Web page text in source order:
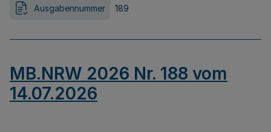
Ausgabennummer 189
MB.NRW 2026 Nr. 188 vom
14.07.2026